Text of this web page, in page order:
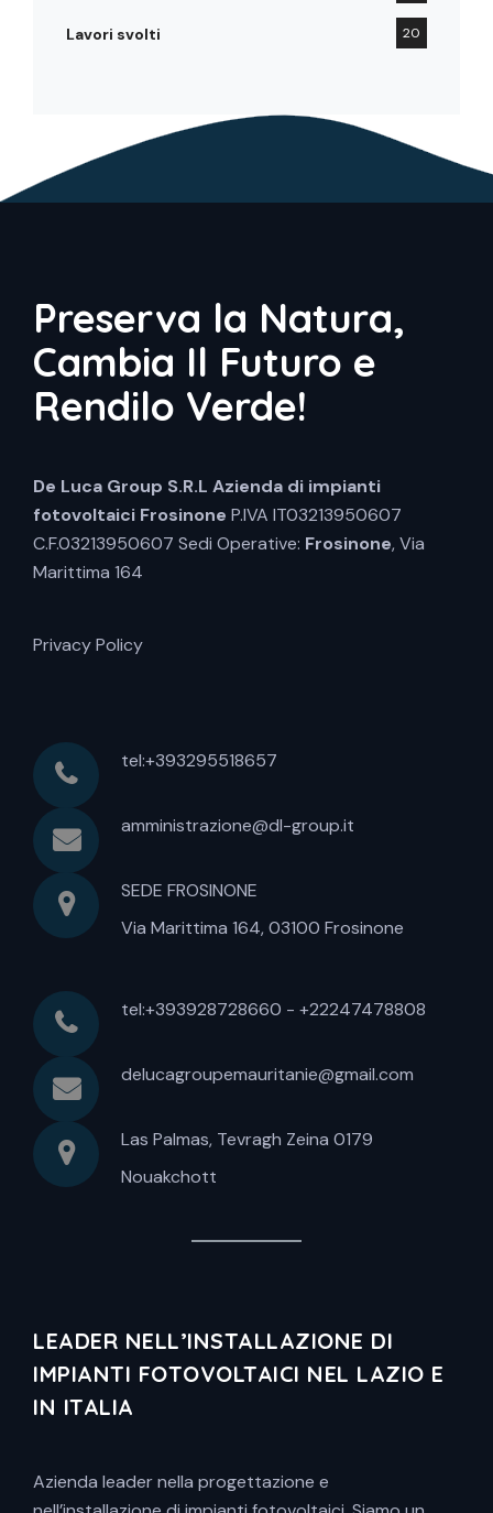
Lavori svolti 20
Preserva la Natura,
Cambia Il Futuro e
Rendilo Verde!
De Luca Group S.R.L Azienda di impianti
fotovoltaici Frosinone P.IVA IT03213950607
C.F.03213950607 Sedi Operative: Frosinone, Via
Marittima 164
Privacy Policy
tel:+393295518657
amministrazione@dl-group.it
SEDE FROSINONE
Via Marittima 164, 03100 Frosinone
tel:+393928728660 - +22247478808
delucagroupemauritanie@gmail.com
Las Palmas, Tevragh Zeina 0179
Nouakchott
LEADER NELL’INSTALLAZIONE DI
IMPIANTI FOTOVOLTAICI NEL LAZIO E
IN ITALIA
Azienda leader nella progettazione e